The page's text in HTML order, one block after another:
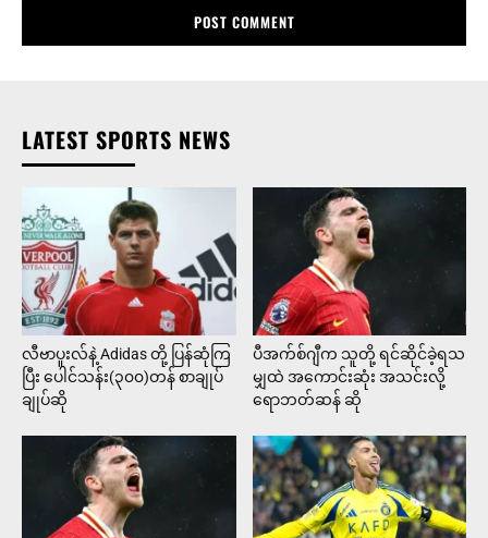
LATEST SPORTS NEWS
လီဗာပူးလ်နဲ့ Adidas တို့ ပြန်ဆုံကြ
ပြီး ပေါင်သန်း(၃၀၀)တန် စာချုပ်
ချုပ်ဆို
ပီအက်စ်ဂျီက သူတို့ ရင်ဆိုင်ခဲ့ရသ
မျှထဲ အကောင်းဆုံး အသင်းလို့
ရောဘတ်ဆန် ဆို